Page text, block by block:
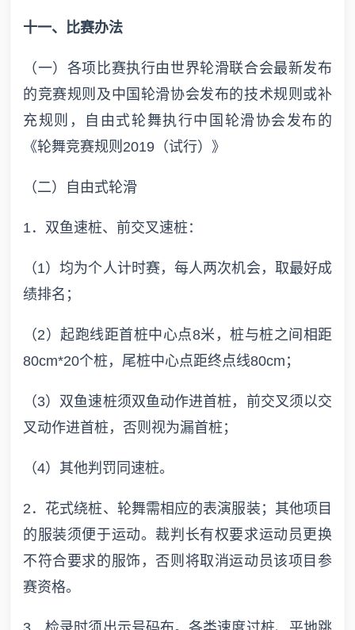
十一、比赛办法
（一）各项比赛执行由世界轮滑联合会最新发布
的竞赛规则及中国轮滑协会发布的技术规则或补
充规则，自由式轮舞执行中国轮滑协会发布的
《轮舞竞赛规则2019（试行）》
（二）自由式轮滑
1．双鱼速桩、前交叉速桩：
（1）均为个人计时赛，每人两次机会，取最好成
绩排名；
（2）起跑线距首桩中心点8米，桩与桩之间相距
80cm*20个桩，尾桩中心点距终点线80cm；
（3）双鱼速桩须双鱼动作进首桩，前交叉须以交
叉动作进首桩，否则视为漏首桩；
（4）其他判罚同速桩。
2．花式绕桩、轮舞需相应的表演服装；其他项目
的服装须便于运动。裁判长有权要求运动员更换
不符合要求的服饰，否则将取消运动员该项目参
赛资格。